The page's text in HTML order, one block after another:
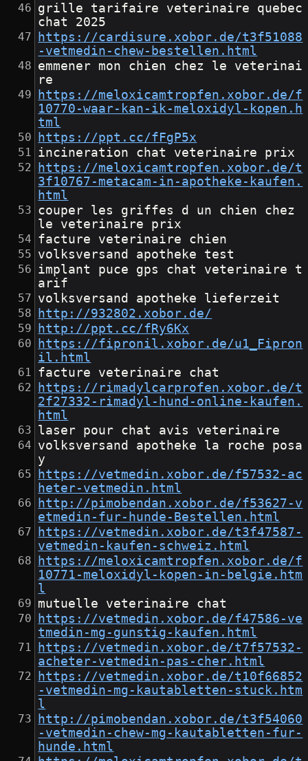
grille tarifaire veterinaire quebec
chat 2025
https://cardisure.xobor.de/t3f51088
-vetmedin-chew-bestellen.html
emmener mon chien chez le veterinai
re
https://meloxicamtropfen.xobor.de/f
10770-waar-kan-ik-meloxidyl-kopen.h
tml
https://ppt.cc/fFgP5x
incineration chat veterinaire prix
https://meloxicamtropfen.xobor.de/t
3f10767-metacam-in-apotheke-kaufen.
html
couper les griffes d un chien chez
le veterinaire prix
facture veterinaire chien
volksversand apotheke test
implant puce gps chat veterinaire t
arif
volksversand apotheke lieferzeit
http://932802.xobor.de/
http://ppt.cc/fRy6Kx
https://fipronil.xobor.de/u1_Fipron
il.html
facture veterinaire chat
https://rimadylcarprofen.xobor.de/t
2f27332-rimadyl-hund-online-kaufen.
html
laser pour chat avis veterinaire
volksversand apotheke la roche posa
y
https://vetmedin.xobor.de/f57532-ac
heter-vetmedin.html
http://pimobendan.xobor.de/f53627-v
etmedin-fur-hunde-Bestellen.html
https://vetmedin.xobor.de/t3f47587-
vetmedin-kaufen-schweiz.html
https://meloxicamtropfen.xobor.de/f
10771-meloxidyl-kopen-in-belgie.htm
l
mutuelle veterinaire chat
https://vetmedin.xobor.de/f47586-ve
tmedin-mg-gunstig-kaufen.html
https://vetmedin.xobor.de/t7f57532-
acheter-vetmedin-pas-cher.html
https://vetmedin.xobor.de/t10f66852
-vetmedin-mg-kautabletten-stuck.htm
l
http://pimobendan.xobor.de/t3f54060
-vetmedin-chew-mg-kautabletten-fur-
hunde.html